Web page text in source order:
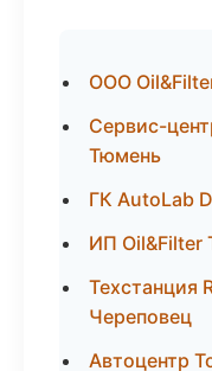
ООО
Сервис-
Тюмень
ГК AutoLab
ИП Oil&Filter
Техстанция
Череповец
Автоцентр